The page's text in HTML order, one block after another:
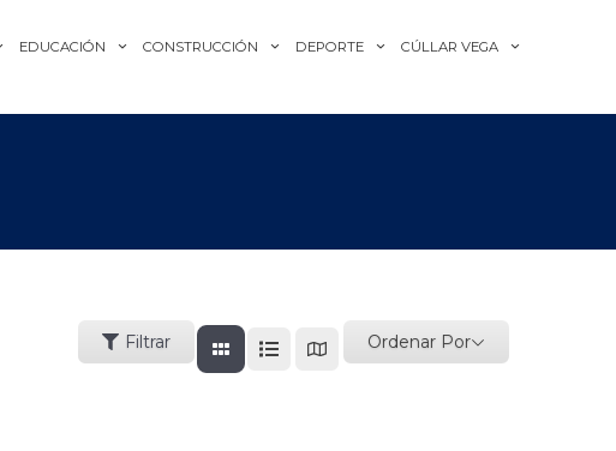
EDUCACIÓN CONSTRUCCIÓN DEPORTE CÚLLAR VEGA
Filtrar Ordenar Por